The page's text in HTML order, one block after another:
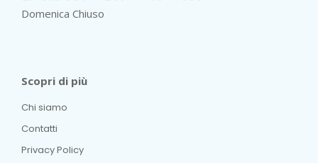
Domenica Chiuso
Scopri di più
Chi siamo
Contatti
Privacy Policy